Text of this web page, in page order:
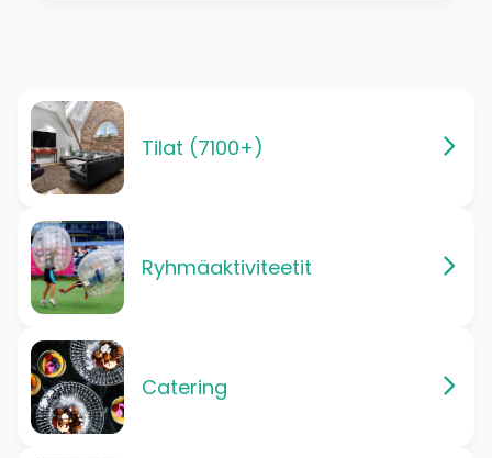
Tilat (7100+)
Ryhmäaktiviteetit
Catering